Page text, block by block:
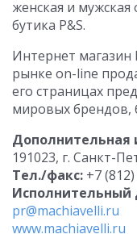
женская и
бутика P&S.
Интернет магазин
рынке on-line
его страницах
мировых брендов,
Дополнительная
191023, г. Санкт-
Тел./факс: +7
Исполнительный
pr@machiavelli.ru
www.machiavelli.ru